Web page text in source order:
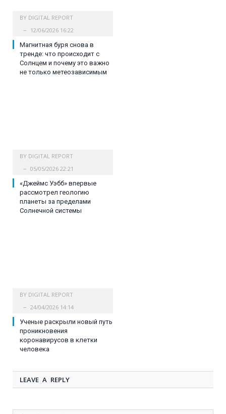
BY DIGITAL REPORT
12/06/2026 16:22
Магнитная буря снова в
тренде: что происходит с
Солнцем и почему это важно
не только метеозависимым
BY DIGITAL REPORT
05/05/2026 22:21
«Джеймс Уэбб» впервые
рассмотрел геологию
планеты за пределами
Солнечной системы
BY DIGITAL REPORT
24/04/2026 14:14
Ученые раскрыли новый путь
проникновения
коронавирусов в клетки
человека
LEAVE A REPLY